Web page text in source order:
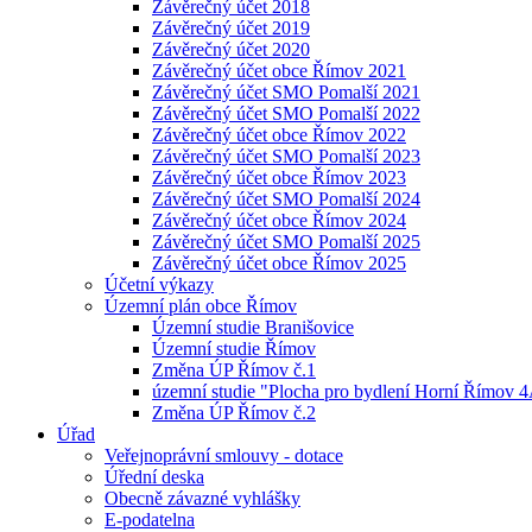
Závěrečný účet 2018
Závěrečný účet 2019
Závěrečný účet 2020
Závěrečný účet obce Římov 2021
Závěrečný účet SMO Pomalší 2021
Závěrečný účet SMO Pomalší 2022
Závěrečný účet obce Římov 2022
Závěrečný účet SMO Pomalší 2023
Závěrečný účet obce Římov 2023
Závěrečný účet SMO Pomalší 2024
Závěrečný účet obce Římov 2024
Závěrečný účet SMO Pomalší 2025
Závěrečný účet obce Římov 2025
Účetní výkazy
Územní plán obce Římov
Územní studie Branišovice
Územní studie Římov
Změna ÚP Římov č.1
územní studie "Plocha pro bydlení Horní Římov
Změna ÚP Římov č.2
Úřad
Veřejnoprávní smlouvy - dotace
Úřední deska
Obecně závazné vyhlášky
E-podatelna